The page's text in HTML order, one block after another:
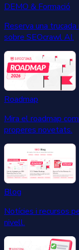
DEMO & Formació
Reserva una
sobre SEOcrawl AI.
Roadmap
Mira el roadmap
properes novetats.
Blog
Notícies i recursos
nivell.